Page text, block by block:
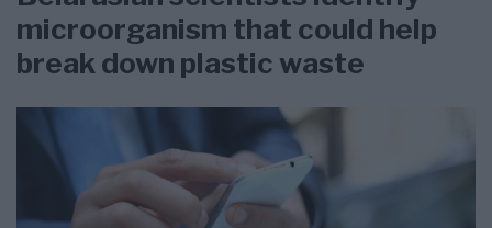
microorganism that could help
break down plastic waste